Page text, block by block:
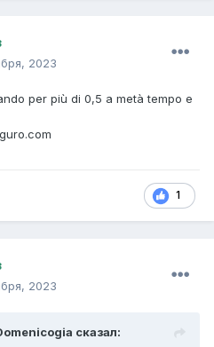
2023
per più di 0,5 a metà tempo e
1
2023
сказал: